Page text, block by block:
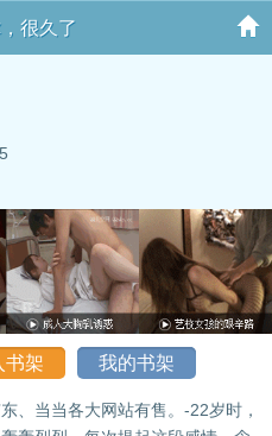
很久了
书架 我的书架
、当当各大网站有售。-22岁时，